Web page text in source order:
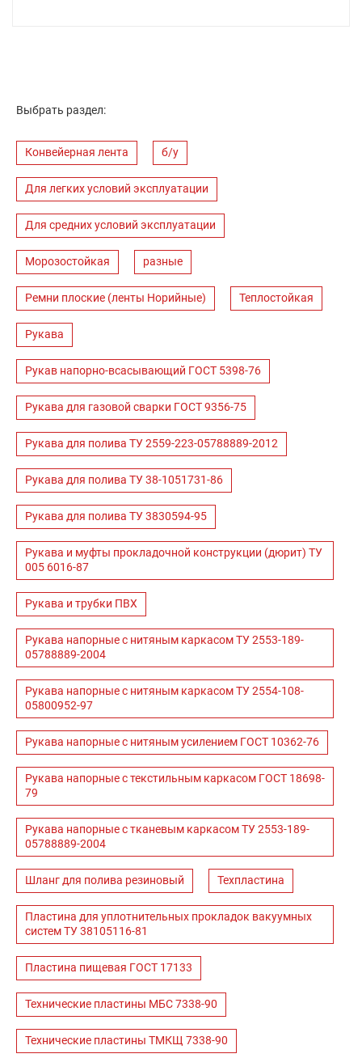
Выбрать раздел:
Конвейерная лента б/у
Для легких условий эксплуатации
Для средних условий эксплуатации
Морозостойкая разные
Ремни плоские (ленты Норийные) Теплостойкая
Рукава
Рукав напорно-всасывающий ГОСТ 5398-76
Рукава для газовой сварки ГОСТ 9356-75
Рукава для полива ТУ 2559-223-05788889-2012
Рукава для полива ТУ 38-1051731-86
Рукава для полива ТУ 3830594-95
Рукава и муфты прокладочной конструкции (дюрит) ТУ
005 6016-87
Рукава и трубки ПВХ
Рукава напорные с нитяным каркасом ТУ 2553-189-
05788889-2004
Рукава напорные с нитяным каркасом ТУ 2554-108-
05800952-97
Рукава напорные с нитяным усилением ГОСТ 10362-76
Рукава напорные с текстильным каркасом ГОСТ 18698-
79
Рукава напорные с тканевым каркасом ТУ 2553-189-
05788889-2004
Шланг для полива резиновый Техпластина
Пластина для уплотнительных прокладок вакуумных
систем ТУ 38105116-81
Пластина пищевая ГОСТ 17133
Технические пластины МБС 7338-90
Технические пластины ТМКЩ 7338-90